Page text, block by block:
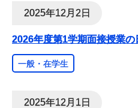
2025年12月2日
2026年度第1学期面接授業
一般・在学生
2025年12月1日